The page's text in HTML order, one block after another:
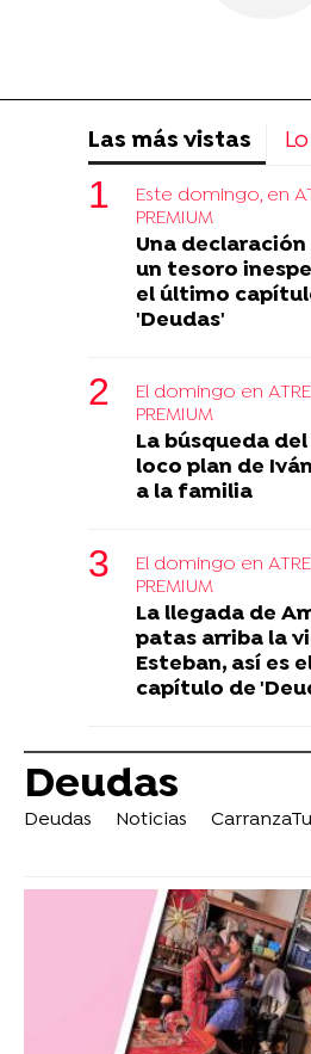
Las más vistas
Este domingo, en
PREMIUM
Una
un tesoro
el último
'Deudas'
El domingo en
PREMIUM
La búsqueda
loco plan de
a la familia
El domingo en
PREMIUM
La llegada de
patas arriba la
Esteban, así es
capítulo de
Deudas
Deudas Noticias